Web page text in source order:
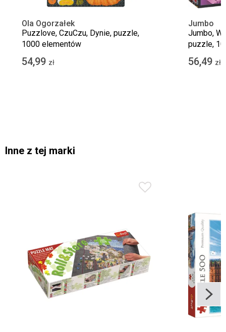
Ola Ogorzałek
Puzzlove, CzuCzu, Dynie, puzzle,
1000 elementów
54,99 zł
Jumbo
Jumbo,
puzzle,
56,49 zł
Inne z tej marki